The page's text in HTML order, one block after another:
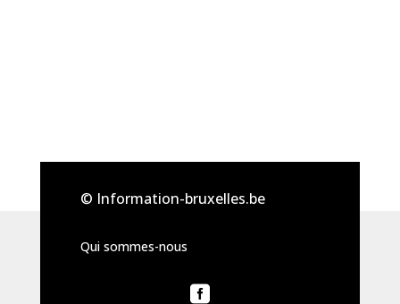
© Information-bruxelles.be
Qui sommes-nous
